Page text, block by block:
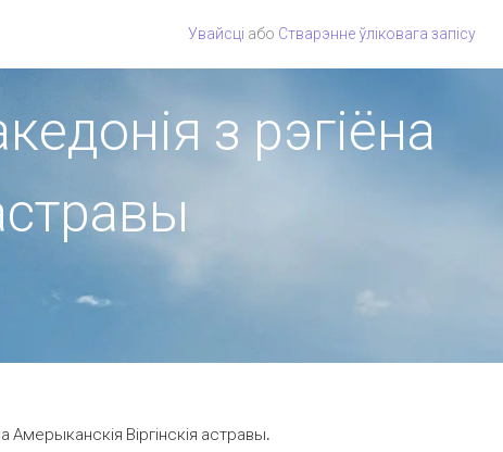
Увайсці або Стварэнне ўліковага запісу
з рэгіёна
Віргінскія астравы.